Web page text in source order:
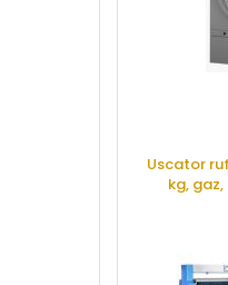
Uscator
kg, gaz,